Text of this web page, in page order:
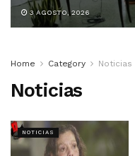
3 AGOSTO, 2026
Home Category Noticias
Noticias
NOTICIAS